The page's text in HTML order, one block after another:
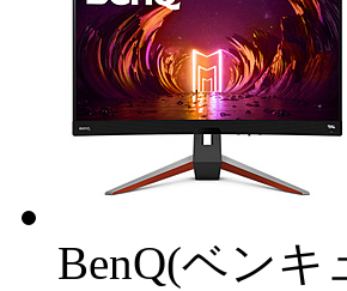
BenQ(ベンキ